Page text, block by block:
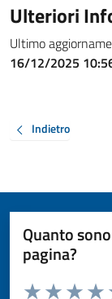
Ulteriori
Ultimo
16/12/2025
Indietro
Quanto
pagina?
Valuta da 1 a 5